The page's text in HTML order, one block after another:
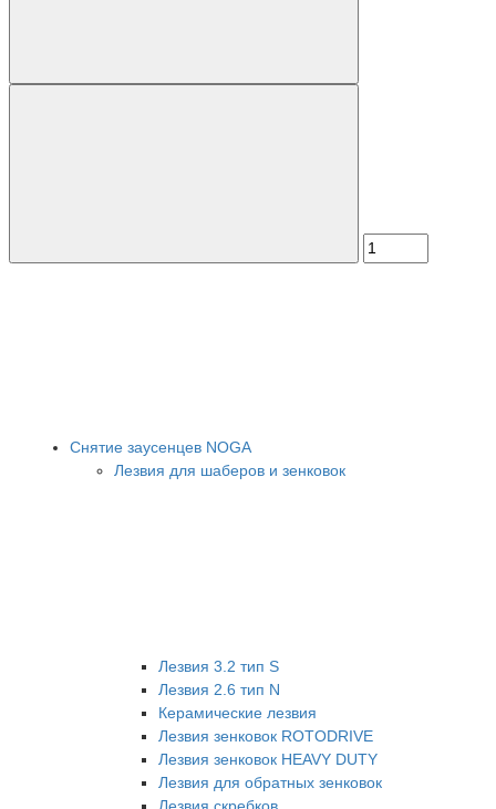
Снятие заусенцев NOGA
Лезвия для шаберов и зенковок
Лезвия 3.2 тип S
Лезвия 2.6 тип N
Керамические лезвия
Лезвия зенковок ROTODRIVE
Лезвия зенковок HEAVY DUTY
Лезвия для обратных зенковок